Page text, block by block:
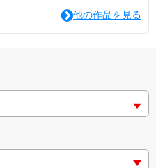
for your time.
＿＿＿＿＿＿＿
ゼタケル
他の作品を見る